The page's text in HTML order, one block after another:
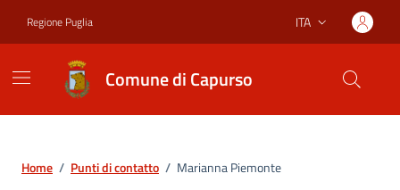
Regione Puglia Lingua attiva:
ITA
Comune di Capurso
Home / Punti di contatto / Marianna Piemonte